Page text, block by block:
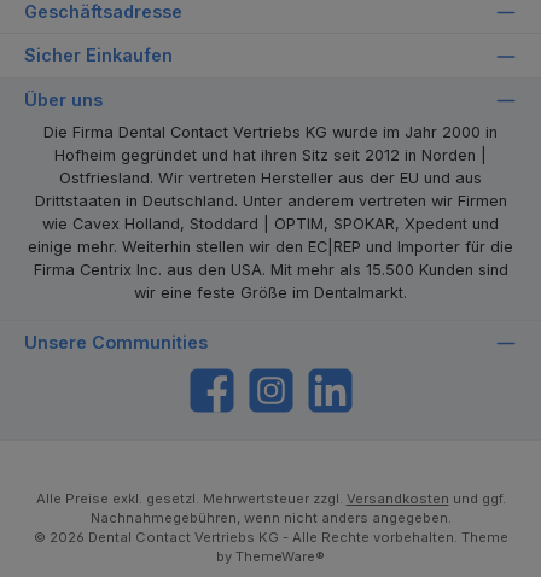
Geschäftsadresse
Sicher Einkaufen
Über uns
Die Firma Dental Contact Vertriebs KG wurde im Jahr 2000 in
Hofheim gegründet und hat ihren Sitz seit 2012 in Norden |
Ostfriesland. Wir vertreten Hersteller aus der EU und aus
Drittstaaten in Deutschland. Unter anderem vertreten wir Firmen
wie Cavex Holland, Stoddard | OPTIM, SPOKAR, Xpedent und
einige mehr. Weiterhin stellen wir den EC|REP und Importer für die
Firma Centrix Inc. aus den USA. Mit mehr als 15.500 Kunden sind
wir eine feste Größe im Dentalmarkt.
Unsere Communities
https://www.facebook.com/dentalcontact
Instagram
Alle Preise exkl. gesetzl. Mehrwertsteuer zzgl. Versandkosten und ggf.
Nachnahmegebühren, wenn nicht anders angegeben.
© 2026 Dental Contact Vertriebs KG - Alle Rechte vorbehalten. Theme
by ThemeWare®